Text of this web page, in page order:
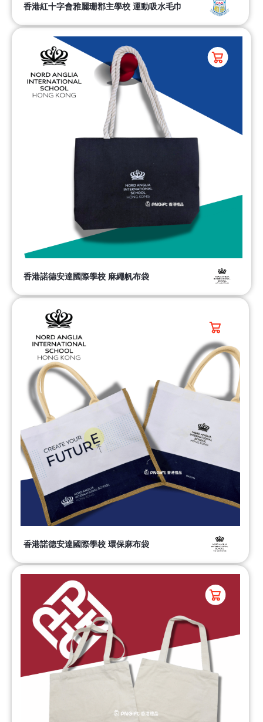
香港紅十字會雅麗珊郡主學校 運動吸水毛巾
香港諾德安達國際學校 麻繩帆布袋
香港諾德安達國際學校 環保麻布袋